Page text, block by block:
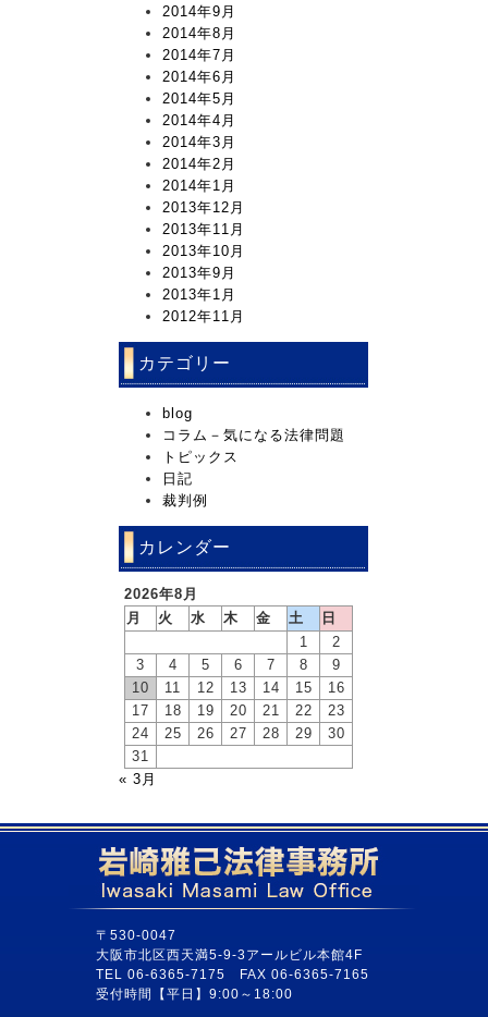
2014年9月
2014年8月
2014年7月
2014年6月
2014年5月
2014年4月
2014年3月
2014年2月
2014年1月
2013年12月
2013年11月
2013年10月
2013年9月
2013年1月
2012年11月
カテゴリー
blog
コラム－気になる法律問題
トピックス
日記
裁判例
カレンダー
2026年8月
月
火 水 木 金 土
日
1
2
3
4 5 6 7 8
9
10
11 12 13 14 15
16
17
18 19 20 21 22
23
24
25 26 27 28 29
30
31
« 3月
〒530-0047
大阪市北区西天満5-9-3アールビル本館4F
TEL 06-6365-7175 FAX 06-6365-7165
受付時間【平日】9:00～18:00